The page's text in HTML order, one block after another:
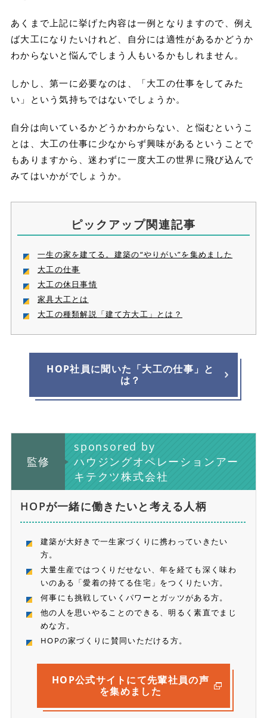
あくまで上記に挙げた内容は一例となりますので、例え
ば大工になりたいけれど、自分には適性があるかどうか
わからないと悩んでしまう人もいるかもしれません。
しかし、第一に必要なのは、「大工の仕事をしてみた
い」という気持ちではないでしょうか。
自分は向いているかどうかわからない、と悩むというこ
とは、大工の仕事に少なからず興味があるということで
もありますから、迷わずに一度大工の世界に飛び込んで
みてはいかがでしょうか。
ピックアップ関連記事
一生の家を建てる。建築の“やりがい”を集めました
大工の仕事
大工の休日事情
家具大工とは
大工の種類解説「建て方大工」とは？
HOP社員に聞いた「大工の仕事」と
は？
監修
sponsored by
ハウジングオペレーションアー
キテクツ株式会社
HOPが一緒に働きたいと考える人柄
建築が大好きで一生家づくりに携わっていきたい
方。
大量生産ではつくりだせない、年を経ても深く味わ
いのある「愛着の持てる住宅」をつくりたい方。
何事にも挑戦していくパワーとガッツがある方。
他の人を思いやることのできる、明るく素直でまじ
めな方。
HOPの家づくりに賛同いただける方。
HOP公式サイトにて先輩社員の声
を集めました